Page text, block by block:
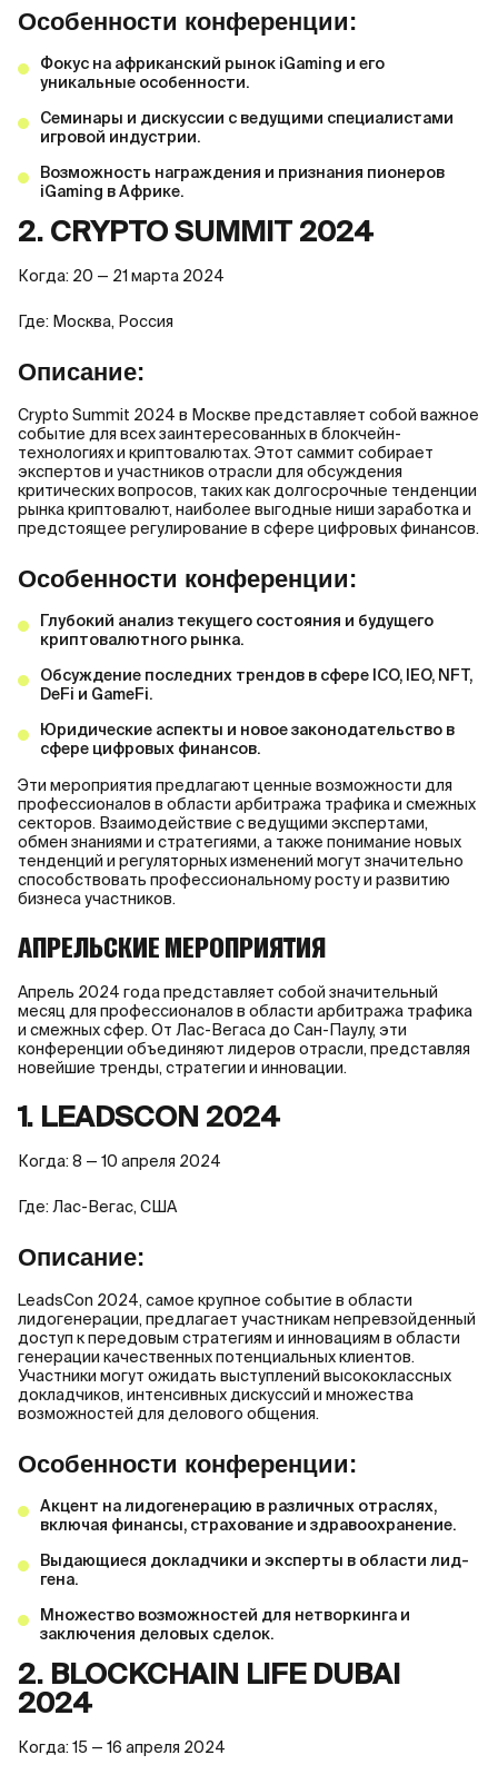
Особенности конференции:
Фокус на африканский рынок iGaming и его
уникальные особенности.
Семинары и дискуссии с ведущими специалистами
игровой индустрии.
Возможность награждения и признания пионеров
iGaming в Африке.
2. CRYPTO SUMMIT 2024
Когда: 20 — 21 марта 2024
Где: Москва, Россия
Описание:
Crypto Summit 2024 в Москве представляет собой важное
событие для всех заинтересованных в блокчейн-
технологиях и криптовалютах. Этот саммит собирает
экспертов и участников отрасли для обсуждения
критических вопросов, таких как долгосрочные тенденции
рынка криптовалют, наиболее выгодные ниши заработка и
предстоящее регулирование в сфере цифровых финансов.
Особенности конференции:
Глубокий анализ текущего состояния и будущего
криптовалютного рынка.
Обсуждение последних трендов в сфере ICO, IEO, NFT,
DeFi и GameFi.
Юридические аспекты и новое законодательство в
сфере цифровых финансов.
Эти мероприятия предлагают ценные возможности для
профессионалов в области арбитража трафика и смежных
секторов. Взаимодействие с ведущими экспертами,
обмен знаниями и стратегиями, а также понимание новых
тенденций и регуляторных изменений могут значительно
способствовать профессиональному росту и развитию
бизнеса участников.
АПРЕЛЬСКИЕ МЕРОПРИЯТИЯ
Апрель 2024 года представляет собой значительный
месяц для профессионалов в области арбитража трафика
и смежных сфер. От Лас-Вегаса до Сан-Паулу, эти
конференции объединяют лидеров отрасли, представляя
новейшие тренды, стратегии и инновации.
1. LEADSCON 2024
Когда: 8 — 10 апреля 2024
Где: Лас-Вегас, США
Описание:
LeadsCon 2024, самое крупное событие в области
лидогенерации, предлагает участникам непревзойденный
доступ к передовым стратегиям и инновациям в области
генерации качественных потенциальных клиентов.
Участники могут ожидать выступлений высококлассных
докладчиков, интенсивных дискуссий и множества
возможностей для делового общения.
Особенности конференции:
Акцент на лидогенерацию в различных отраслях,
включая финансы, страхование и здравоохранение.
Выдающиеся докладчики и эксперты в области лид-
гена.
Множество возможностей для нетворкинга и
заключения деловых сделок.
2. BLOCKCHAIN LIFE DUBAI
2024
Когда: 15 — 16 апреля 2024